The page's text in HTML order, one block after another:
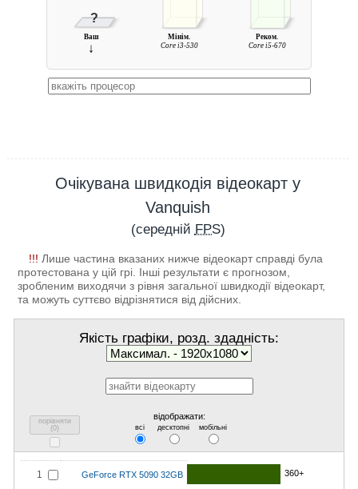
?
Ваш
↓
Мінім.
Core i3-530
Реком.
Core i5-670
Очікувана швидкодія відеокарт у
Vanquish
(середній FPS)
!!! Лише частина вказаних нижче відеокарт справді була
протестована у цій грі. Інші результати є прогнозом,
зробленим виходячи з рівня загальної швидкодії відеокарт,
та можуть суттєво відрізнятися від дійсних.
Якість графіки, розд. здадність:
порівняти
(0)
відображати:
всі десктопні мобільні
1 GeForce RTX 5090 32GB 360+